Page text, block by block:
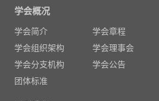
学会概况
学会简介 学会章程
学会组织架构
学会理事会
学会分支机构
学会公告
团体标准